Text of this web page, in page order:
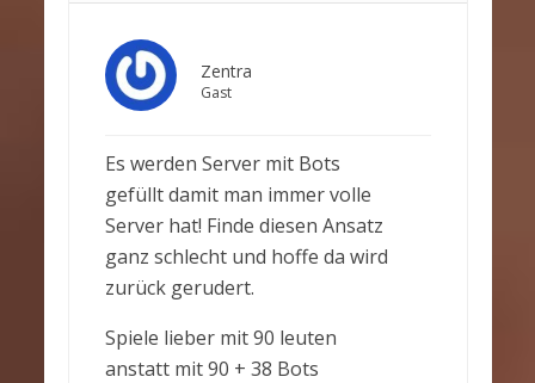
Zentra
Gast
Es werden Server mit Bots
gefüllt damit man immer volle
Server hat! Finde diesen Ansatz
ganz schlecht und hoffe da wird
zurück gerudert.
Spiele lieber mit 90 leuten
anstatt mit 90 + 38 Bots